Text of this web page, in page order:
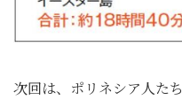
次回は、ポリネシア人た